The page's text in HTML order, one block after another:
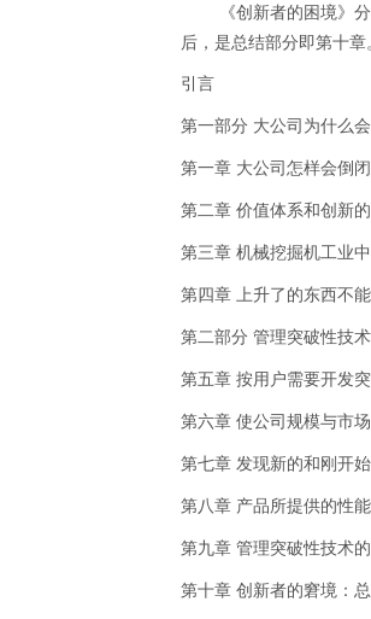
《创新者的困境》分
后，是总结部分即第十章
引言
第一部分 大公司为什么
第一章 大公司怎样会倒闭
第二章 价值体系和创新
第三章 机械挖掘机工业
第四章 上升了的东西不
第二部分 管理突破性技
第五章 按用户需要开发
第六章 使公司规模与市
第七章 发现新的和刚开
第八章 产品所提供的性
第九章 管理突破性技术
第十章 创新者的窘境：